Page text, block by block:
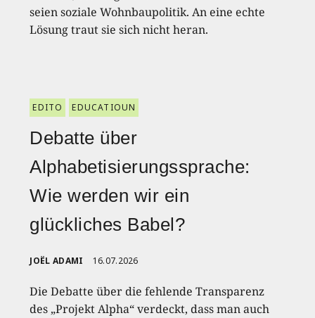
seien soziale Wohnbaupolitik. An eine echte
Lösung traut sie sich nicht heran.
EDITO EDUCATIOUN
Debatte über
Alphabetisierungssprache:
Wie werden wir ein
glückliches Babel?
JOËL ADAMI 16.07.2026
Die Debatte über die fehlende Transparenz
des „Projekt Alpha“ verdeckt, dass man auch